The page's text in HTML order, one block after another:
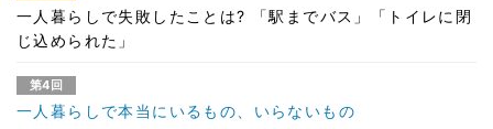
一人暮らしで失敗したことは? 「駅までバス」「トイレに閉
じ込められた」
第4回
一人暮らしで本当にいるもの、いらないもの